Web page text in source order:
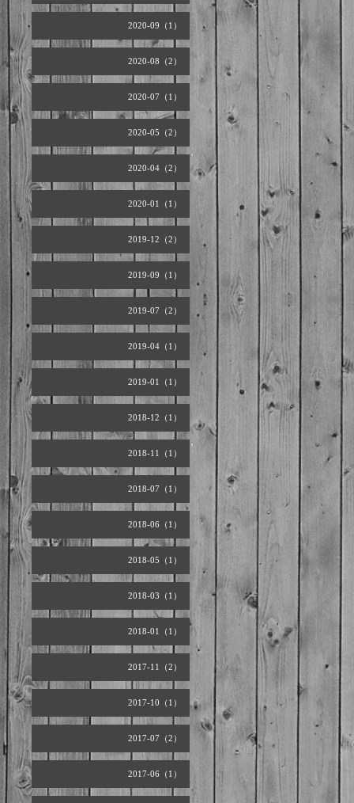
2020-09（1）
2020-08（2）
2020-07（1）
2020-05（2）
2020-04（2）
2020-01（1）
2019-12（2）
2019-09（1）
2019-07（2）
2019-04（1）
2019-01（1）
2018-12（1）
2018-11（1）
2018-07（1）
2018-06（1）
2018-05（1）
2018-03（1）
2018-01（1）
2017-11（2）
2017-10（1）
2017-07（2）
2017-06（1）